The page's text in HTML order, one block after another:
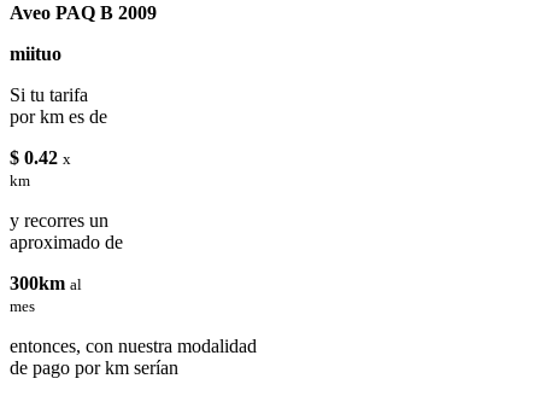
Aveo PAQ B 2009
miituo
Si tu tarifa
por km es de
$ 0.42 x
km
y recorres un
aproximado de
300km al
mes
entonces, con nuestra modalidad
de pago por km serían